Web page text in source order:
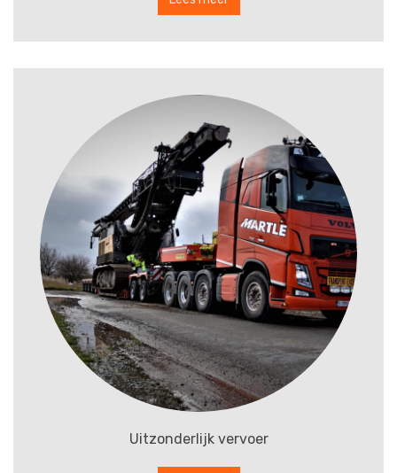
Uitzonderlijk vervoer